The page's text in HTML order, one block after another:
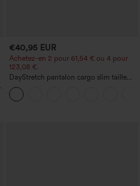
€40,95 EUR
Achetez-en 2 pour 61,54 € ou 4 pour
123,08 €.
DayStretch pantalon cargo slim taille
haute, poches zippées, uni